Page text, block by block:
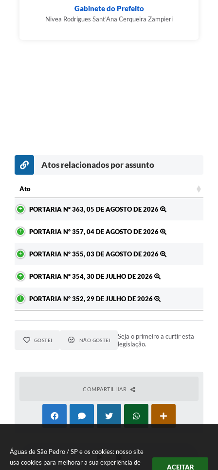
Águas de São Pedro / SP e os cookies: nosso site
usa cookies para melhorar a sua experiência de
ACEITAR
Gabinete do Prefeito
Nivea Rodrigues Sant’Ana Cerqueira Zampieri
Atos relacionados por assunto
Ato
PORTARIA Nº 363, 05 DE AGOSTO DE 2026
PORTARIA Nº 357, 04 DE AGOSTO DE 2026
PORTARIA Nº 355, 03 DE AGOSTO DE 2026
PORTARIA Nº 354, 30 DE JULHO DE 2026
PORTARIA Nº 352, 29 DE JULHO DE 2026
GOSTEI NÃO GOSTEI
Seja o primeiro a curtir esta
legislação.
COMPARTILHAR